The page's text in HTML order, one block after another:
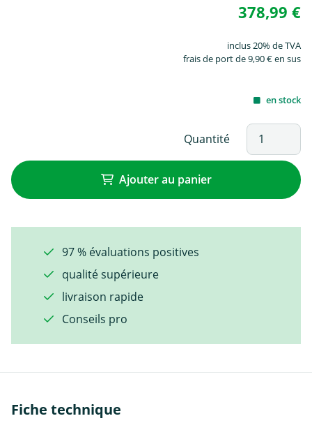
378,99 €
inclus 20% de TVA
frais de port de 9,90 € en sus
en stock
Quantité
Ajouter au panier
97 % évaluations positives
qualité supérieure
livraison rapide
Conseils pro
Fiche technique